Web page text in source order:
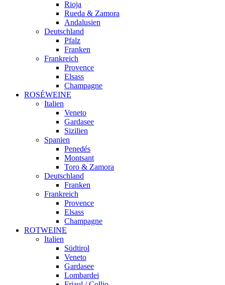
Rioja
Rueda & Zamora
Andalusien
Deutschland
Pfalz
Franken
Frankreich
Provence
Elsass
Champagne
ROSÉWEINE
Italien
Veneto
Gardasee
Sizilien
Spanien
Penedés
Montsant
Toro & Zamora
Deutschland
Franken
Frankreich
Provence
Elsass
Champagne
ROTWEINE
Italien
Südtirol
Veneto
Gardasee
Lombardei